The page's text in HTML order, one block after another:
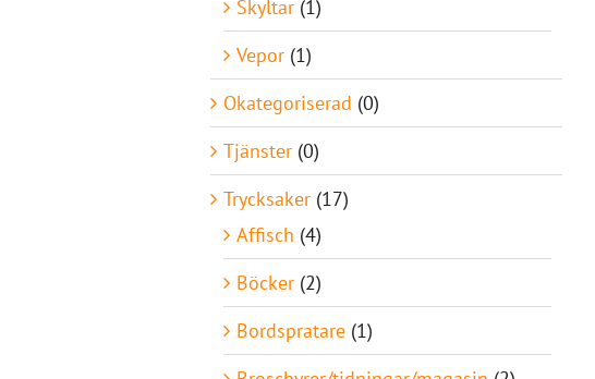
Skyltar (1)
Vepor (1)
Okategoriserad (0)
Tjänster (0)
Trycksaker (17)
Affisch (4)
Böcker (2)
Bordspratare (1)